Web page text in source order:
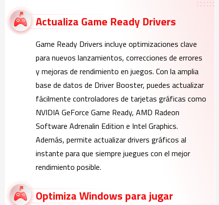
Actualiza Game Ready Drivers
Game Ready Drivers incluye optimizaciones clave
para nuevos lanzamientos, correcciones de errores
y mejoras de rendimiento en juegos. Con la amplia
base de datos de Driver Booster, puedes actualizar
fácilmente controladores de tarjetas gráficas como
NVIDIA GeForce Game Ready, AMD Radeon
Software Adrenalin Edition e Intel Graphics.
Además, permite actualizar drivers gráficos al
instante para que siempre juegues con el mejor
rendimiento posible.
Optimiza Windows para jugar